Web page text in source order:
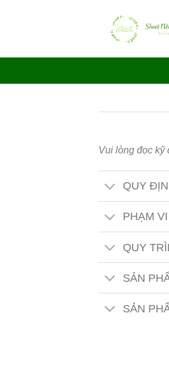
Vui lòng đọc kỹ
QUY
PHẠM
QUY
SẢN
SẢN